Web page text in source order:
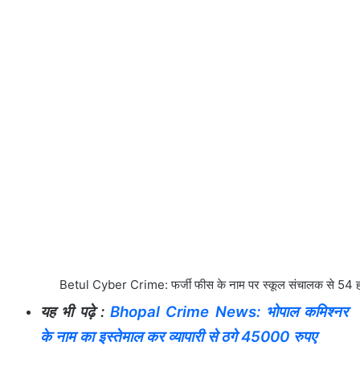
Betul Cyber Crime: फर्जी फीस के नाम पर स्कूल संचालक से 54
यह भी पढ़े : Bhopal Crime News: भोपाल कमिश्नर
के नाम का इस्तेमाल कर व्यापारी से ठगे 45000 रुपए